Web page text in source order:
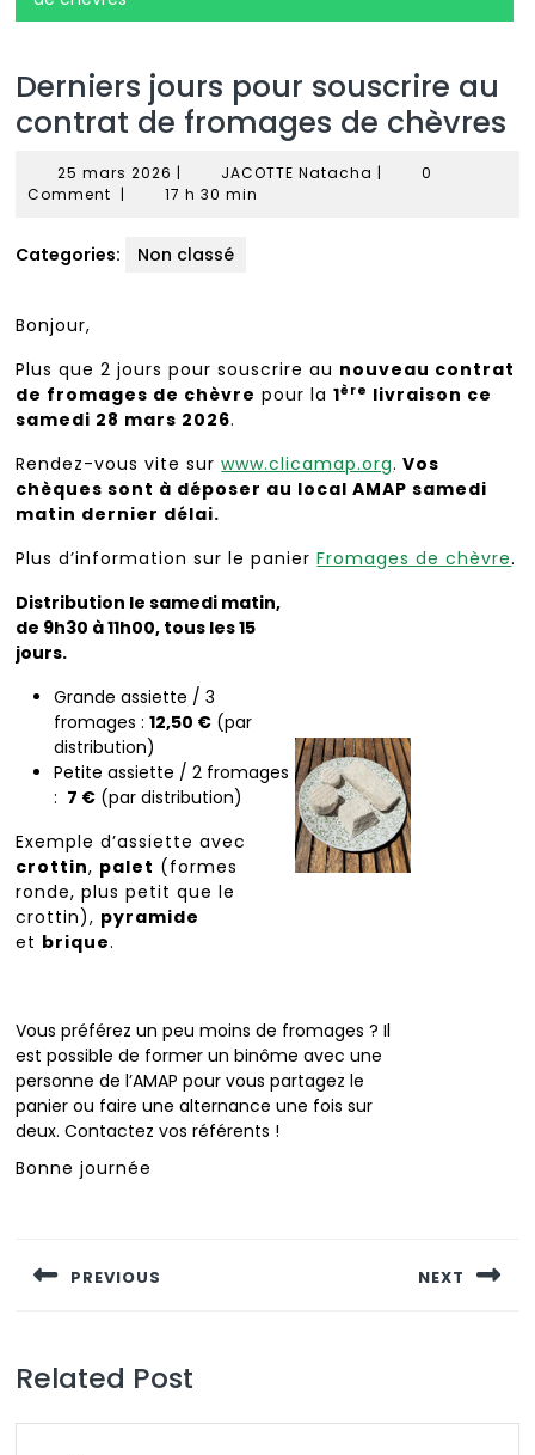
Derniers jours pour souscrire au
contrat de fromages de chèvres
25 mars 2026 25
mars
| JACOTTE Natacha JACOTTE
|
0
Comment | 17 h 30 min
Categories: Non classé
Bonjour,
Plus que 2 jours pour souscrire au nouveau contrat
de fromages de chèvre pour la1ère livraison ce
samedi 28 mars 2026.
Rendez-vous vite surwww.clicamap.org. Vos
chèques sont à déposer au local AMAP samedi
matin dernier délai.
Plus d’information sur le panierFromages de chèvre.
Distribution le samedi matin,
de 9h30 à 11h00, tous les 15
jours.
Grande assiette / 3
fromages :12,50 € (par
distribution)
Petite assiette / 2 fromages
: 7 € (par distribution)
Exemple d’assiette avec
crottin, palet (formes
ronde, plus petit que le
crottin), pyramide
et brique.
Vous préférez un peu moins de fromages ? Il
est possible de former un binôme avec une
personne de l’AMAP pour vous partagez le
panier ou faire une alternance une fois sur
deux. Contactez vos référents !
Bonne journée
l’article
PREVIOUS NEXT
Related Post